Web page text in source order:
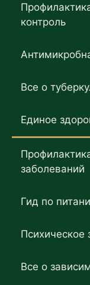
контроль
Все о
Единое
заболеваний
Гид по
Психическое
Все о